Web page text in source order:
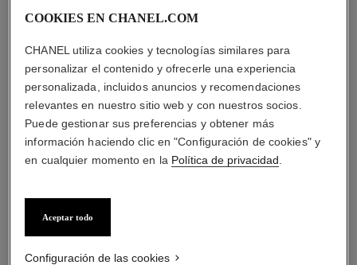
Volumen, Longitud, Curvatura
Y Definición
Ref. 190010
$ 45.500*
COOKIES EN CHANEL.COM
CHANEL utiliza cookies y tecnologías similares para
personalizar el contenido y ofrecerle una experiencia
personalizada, incluidos anuncios y recomendaciones
relevantes en nuestro sitio web y con nuestros socios.
Puede gestionar sus preferencias y obtener más
información haciendo clic en "Configuración de cookies" y
en cualquier momento en la Política de privacidad
Aceptar todo
Configuración de las cookies